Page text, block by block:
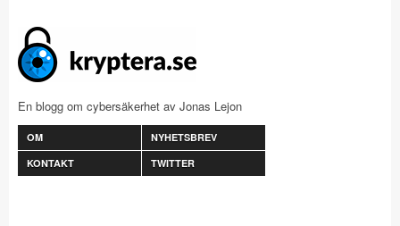
En blogg om cybersäkerhet av Jonas Lejon
OM
NYHETSBREV
KONTAKT
TWITTER